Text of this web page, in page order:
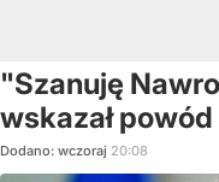
"Szanuję
wskazał powód
Dodano: wczoraj 20:08